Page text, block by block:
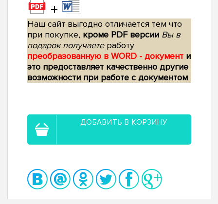
+
Наш сайт выгодно отличается тем что
при покупке, кроме PDF версии Вы в
подарок получаетеработу
преобразованную в WORD - документ и
это предоставляет качественно другие
возможности при работе с документом
ДОБАВИТЬ В КОРЗИНУ